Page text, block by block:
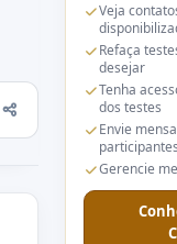
Veja
Refaça
desejar
Tenha
dos testes
Envie
participantes
Gerencie